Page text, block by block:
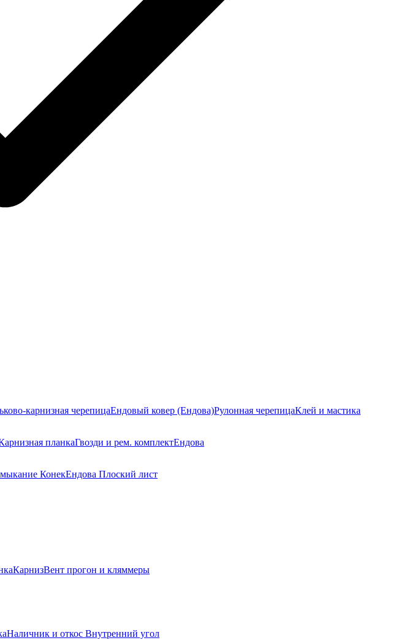
карнизная черепицаЕндовый ковер (Ендова)Рулонная черепицаКлей и мастика
планкаГвозди и рем. комплектЕндова
КонекЕндова Плоский лист
КарнизВент прогон и кляммеры
Наличник и откос Внутренний угол